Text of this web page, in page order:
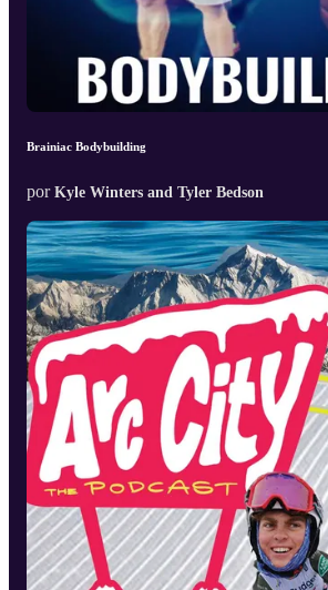
Brainiac Bodybuilding
por Kyle Winters and Tyler Bedson